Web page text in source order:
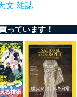
ビスに関する
、トラブル対
イトの投稿内容
スタマーQ＆A
容のご案内の
文 雑誌
っています！